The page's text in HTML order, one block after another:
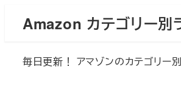
Amazon カテゴリー別
毎日更新！ アマゾンのカテゴリー